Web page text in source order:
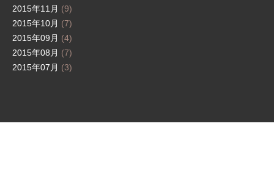
2015年11月 (9)
2015年10月 (7)
2015年09月 (4)
2015年08月 (7)
2015年07月 (3)